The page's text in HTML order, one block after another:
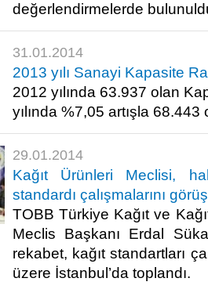
değerlendirmelerde
31.01.2014
2013 yılı Sanayi Kapasite
2012 yılında 63.937 olan
yılında %7,05 artışla 68.443
29.01.2014
Kağıt Ürünleri Meclisi,
standardı çalışmalarını
TOBB Türkiye Kağıt ve
Meclis Başkanı Erdal
rekabet, kağıt standartları
üzere İstanbul’da toplandı.​